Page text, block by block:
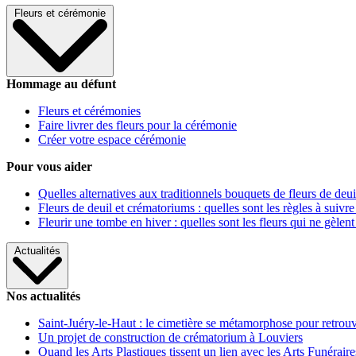
Fleurs et cérémonie
Hommage au défunt
Fleurs et cérémonies
Faire livrer des fleurs pour la cérémonie
Créer votre espace cérémonie
Pour vous aider
Quelles alternatives aux traditionnels bouquets de fleurs de
Fleurs de deuil et crématoriums : quelles sont les règles à
Fleurir une tombe en hiver : quelles sont les fleurs qui ne gèlent
Actualités
Nos actualités
Saint-Juéry-le-Haut : le cimetière se métamorphose pour
Un projet de construction de crématorium à Louviers
Quand les Arts Plastiques tissent un lien avec les Arts